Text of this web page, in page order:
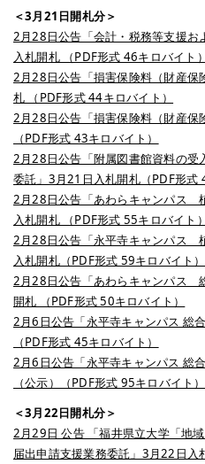
＜3月21日開札分＞
2月28日公告「会計・税務等支援お
入札開札 （PDF形式 46キロバイト）
2月28日公告「損害保険料（財産保
札 （PDF形式 44キロバイト）
2月28日公告「損害保険料（財産保
（PDF形式 43キロバイト）
2月28日公告「附属図書館資料の受
委託」3月21日入札開札（PDF形式
2月28日公告「あわらキャンパス
入札開札 （PDF形式 55キロバイト）
2月28日公告「永平寺キャンパス
入札開札（PDF形式 59キロバイト）
2月28日公告「あわらキャンパス
開札 （PDF形式 50キロバイト）
2月6日公告「永平寺キャンパス 総
（PDF形式 45キロバイト）
2月6日公告「永平寺キャンパス 総
（公示）（PDF形式 95キロバイト）
＜3月22日開札分＞
2月29日 公告 「福井県立大学「地
届出申請支援業務委託」3月22日入